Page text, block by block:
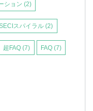
ション (2)
スパイラル(2)
超FAQ(7) FAQ (7)